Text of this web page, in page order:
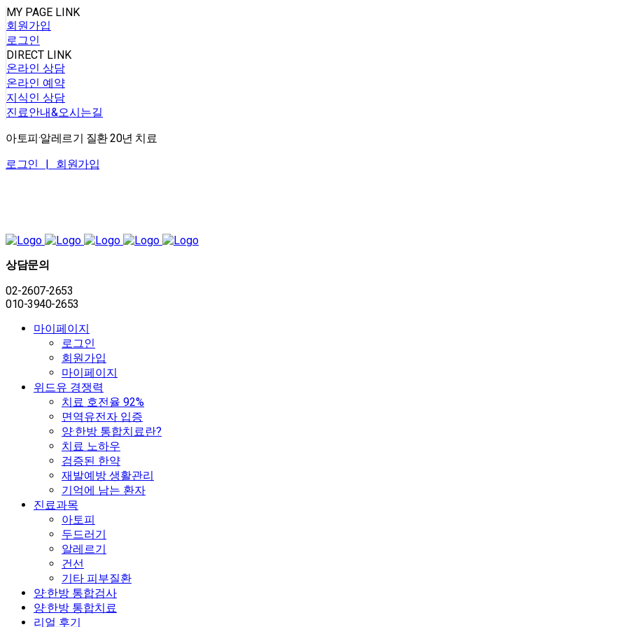
MY PAGE LINK
회원가입
로그인
DIRECT LINK
온라인 상담
온라인 예약
지식인 상담
진료안내&오시는길
아토피·알레르기 질환 20년 치료
로그인 | 회원가입
상담문의
02-2607-2653
010-3940-2653
마이페이지
로그인
회원가입
마이페이지
위드유 경쟁력
치료 호전율 92%
면역유전자 입증
양·한방 통합치료란?
치료 노하우
검증된 한약
재발예방 생활관리
기억에 남는 환자
진료과목
아토피
두드러기
알레르기
건선
기타 피부질환
양·한방 통합검사
양·한방 통합치료
리얼 후기